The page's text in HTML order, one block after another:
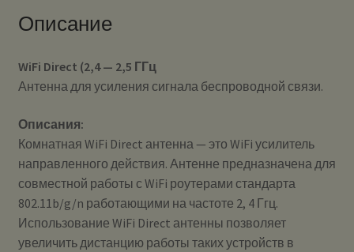
Описание
WiFi Direct (2,4 — 2,5 ГГц
Антенна для усиления сигнала беспроводной связи.
Описания:
Комнатная WiFi Direct антенна — это WiFi усилитель
направленного действия. Антенне предназначена для
совместной работы с WiFi роутерами стандарта
802.11b/g/n работающими на частоте 2, 4 Ггц.
Использование WiFi Direct антенны позволяет
увеличить дистанцию работы таких устройств в